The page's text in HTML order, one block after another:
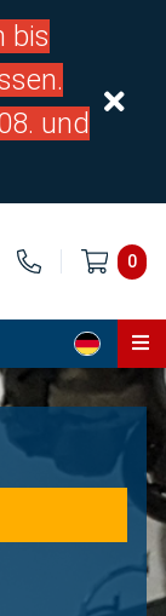
bis
und
0
Home
Über uns
Kontakt
Verkaufen?